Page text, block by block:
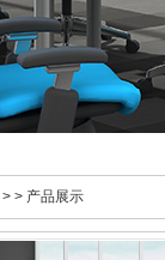
> > 产品展示